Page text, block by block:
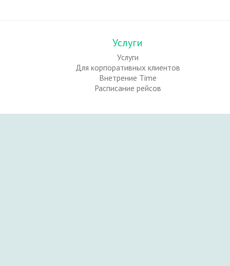
Услуги
Услуги
Для корпоративных клиентов
Внетрение Time
Расписание рейсов